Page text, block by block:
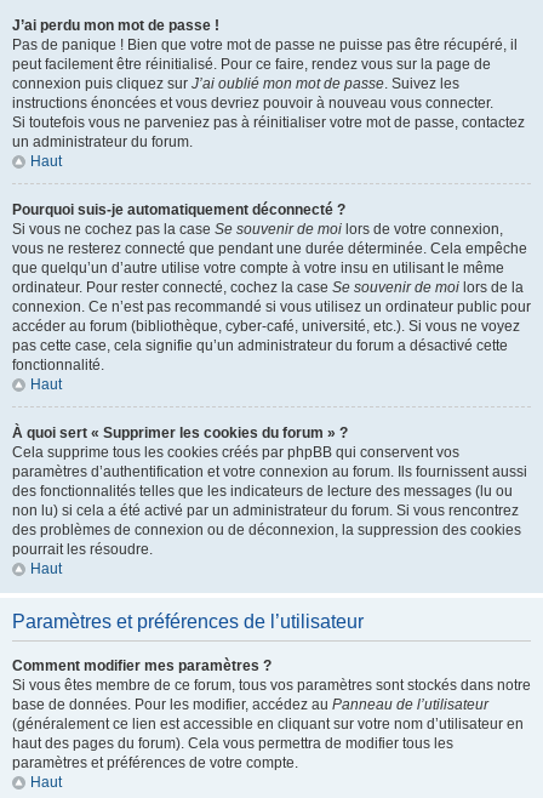
J’ai perdu mon mot de passe !
Pas de panique ! Bien que votre mot de passe ne puisse pas être récupéré, il
peut facilement être réinitialisé. Pour ce faire, rendez vous sur la page de
connexion puis cliquez sur J’ai oublié mon mot de passe. Suivez les
instructions énoncées et vous devriez pouvoir à nouveau vous connecter.
Si toutefois vous ne parveniez pas à réinitialiser votre mot de passe, contactez
un administrateur du forum.
Haut
Pourquoi suis-je automatiquement déconnecté ?
Si vous ne cochez pas la case Se souvenir de moi lors de votre connexion,
vous ne resterez connecté que pendant une durée déterminée. Cela empêche
que quelqu’un d’autre utilise votre compte à votre insu en utilisant le même
ordinateur. Pour rester connecté, cochez la case Se souvenir de moi lors de la
connexion. Ce n’est pas recommandé si vous utilisez un ordinateur public pour
accéder au forum (bibliothèque, cyber-café, université, etc.). Si vous ne voyez
pas cette case, cela signifie qu’un administrateur du forum a désactivé cette
fonctionnalité.
Haut
À quoi sert « Supprimer les cookies du forum » ?
Cela supprime tous les cookies créés par phpBB qui conservent vos
paramètres d’authentification et votre connexion au forum. Ils fournissent aussi
des fonctionnalités telles que les indicateurs de lecture des messages (lu ou
non lu) si cela a été activé par un administrateur du forum. Si vous rencontrez
des problèmes de connexion ou de déconnexion, la suppression des cookies
pourrait les résoudre.
Haut
Paramètres et préférences de l’utilisateur
Comment modifier mes paramètres ?
Si vous êtes membre de ce forum, tous vos paramètres sont stockés dans notre
base de données. Pour les modifier, accédez au Panneau de l’utilisateur
(généralement ce lien est accessible en cliquant sur votre nom d’utilisateur en
haut des pages du forum). Cela vous permettra de modifier tous les
paramètres et préférences de votre compte.
Haut